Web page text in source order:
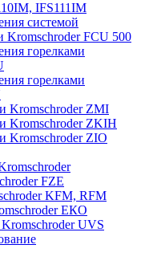
IFS111IM
системой
Kromschroder FCU 500
горелками
горелками
Kromschroder ZМI
Kromschroder ZKIH
Kromschroder ZIO
FZE
KFM, RFM
ЕКО
UVS